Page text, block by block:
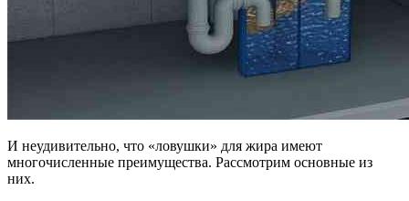
И неудивительно, что «ловушки» для жира имеют
многочисленные преимущества. Рассмотрим основные из
них.